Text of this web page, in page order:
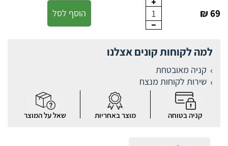
69 ₪
1 הוסף לסל
למה לקוחות קונים אצלנו
קניה מאובטחת
שירות לקוחות מנצח
קניה בטוחה מוצר באחריות שאל על המוצר